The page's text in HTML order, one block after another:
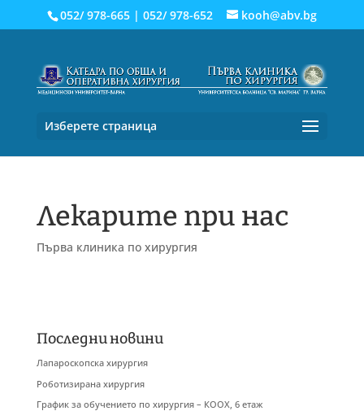
052/ 978-665| 052/ 978-652 kooh@abv.bg
Изберете страница
Лекарите при нас
Първа клиника по хирургия
Последни новини
Лапароскопска хирургия
Роботизирана хирургия
График за обучението по хирургия – КООХ, 6 етаж